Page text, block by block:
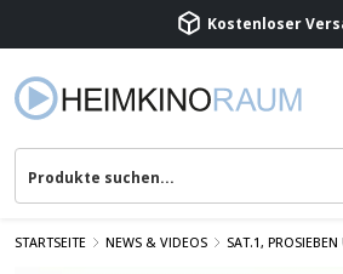
Beratung &
STARTSEITE NEWS & VIDEOS SAT.1,